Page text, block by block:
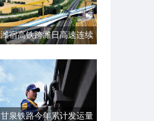
潍宿高铁跨潍日高速连续
甘泉铁路今年累计发运量